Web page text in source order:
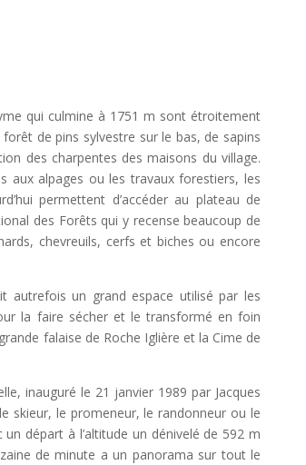
qui culmine à 1751 m sont étroitement
de pins sylvestre sur le bas, de sapins
des charpentes des maisons du village.
aux alpages ou les travaux forestiers, les
permettent d’accéder au plateau de
des Forêts qui y recense beaucoup de
chevreuils, cerfs et biches ou encore
autrefois un grand espace utilisé par les
la faire sécher et le transformé en foin
falaise de Roche Iglière et la Cime de
inauguré le 21 janvier 1989 par Jacques
skieur, le promeneur, le randonneur ou le
départ à l’altitude un dénivelé de 592 m
de minute a un panorama sur tout le